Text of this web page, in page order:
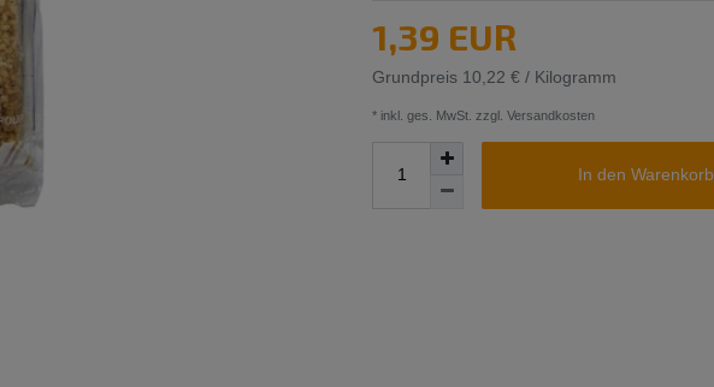
1,39 EUR
Grundpreis 10,22 € / Kilogramm
* inkl. ges. MwSt. zzgl. Versandkosten
In den Warenkorb